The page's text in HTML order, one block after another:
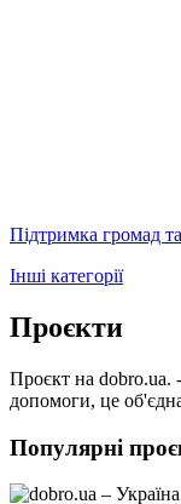
Підтримка громад
Інші категорії
Проєкти
Проєкт на dobro.ua. -
допомоги, це
Популярні